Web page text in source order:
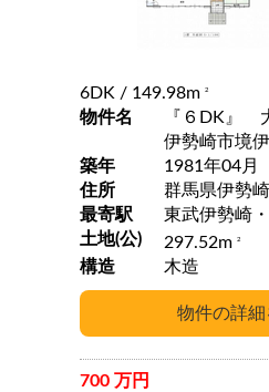
6DK / 149.98m 2
物件名
『６DK』
伊勢崎市境
築年
1981年04月
住所
群馬県伊勢
最寄駅
土地(公)
297.52m 2
構造 木造
700 万円